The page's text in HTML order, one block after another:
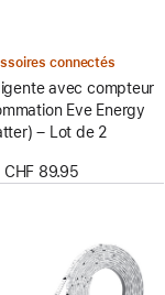
connectés
avec compteur
Eve Energy
– Lot de 2
CHF 89.95